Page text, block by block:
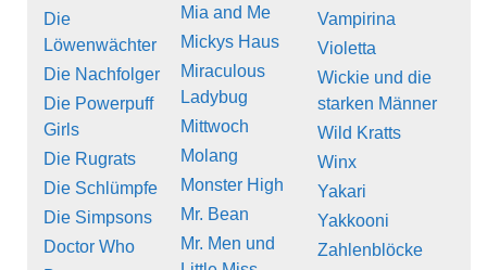
Die
Löwenwächter
Die Nachfolger
Die Powerpuff
Girls
Die Rugrats
Die Schlümpfe
Die Simpsons
Doctor Who
Mia and Me
Mickys Haus
Miraculous
Ladybug
Mittwoch
Molang
Monster High
Mr. Bean
Mr. Men und
Vampirina
Violetta
Wickie und die
starken Männer
Wild Kratts
Winx
Yakari
Yakkooni
Zahlenblöcke